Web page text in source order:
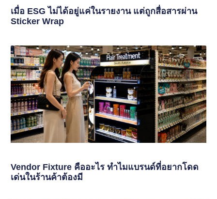
เมื่อ ESG ไม่ได้อยู่แค่ในรายงาน แต่ถูกสื่อสารผ่าน
Sticker Wrap
Vendor Fixture คืออะไร ทำไมแบรนด์ที่อยากโดด
เด่นในร้านค้าต้องมี